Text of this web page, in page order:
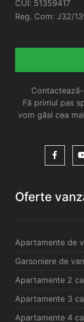
CUI: 51359417
Reg. Com: J32/
Fă primul pas
vom găsi cea
Oferte
Apartamente de
Garsoniere de
Apartamente 2
Apartamente 3
Apartamente 4